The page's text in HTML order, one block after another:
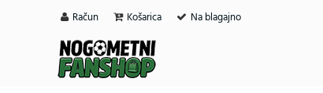
Račun Košarica Na blagajno